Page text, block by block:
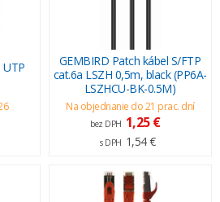
UTP
GEMBIRD Patch kábel S/FTP
cat.6a LSZH 0,5m, black (PP6A-
LSZHCU-BK-0.5M)
Na objednanie do 21 prac. dní
bez DPH 1,25 €
s DPH 1,54 €